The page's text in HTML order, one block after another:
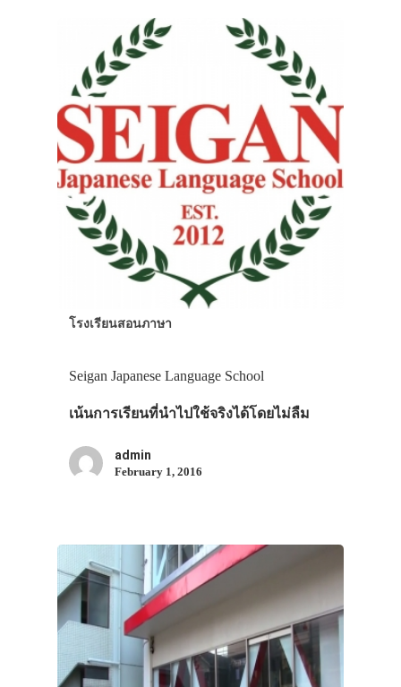
โรงเรียนสอนภาษา
Seigan Japanese Language School
เน้นการเรียนที่นำไปใช้จริงได้โดยไม่ลืม
admin
February 1, 2016